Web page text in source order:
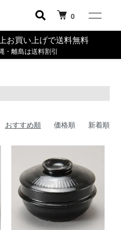
0
お買い上げで送料無料
・離島は送料割引
おすすめ順 価格順 新着順